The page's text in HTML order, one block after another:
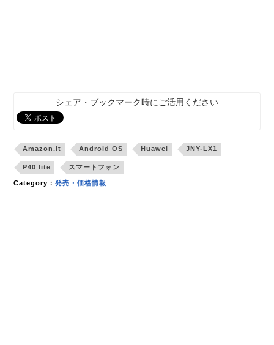
シェア・ブックマーク時にご活用ください
Amazon.it Android OS Huawei JNY-LX1
P40 lite スマートフォン
Category：発売・価格情報